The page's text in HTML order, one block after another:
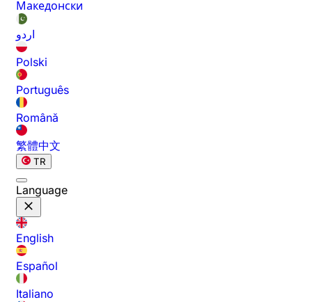
Македонски
اردو
Polski
Português
Română
繁體中文
TR
Language
English
Español
Italiano